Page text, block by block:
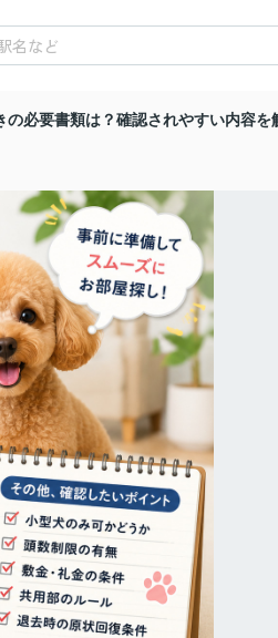
必要書類は？確認されやすい内容を